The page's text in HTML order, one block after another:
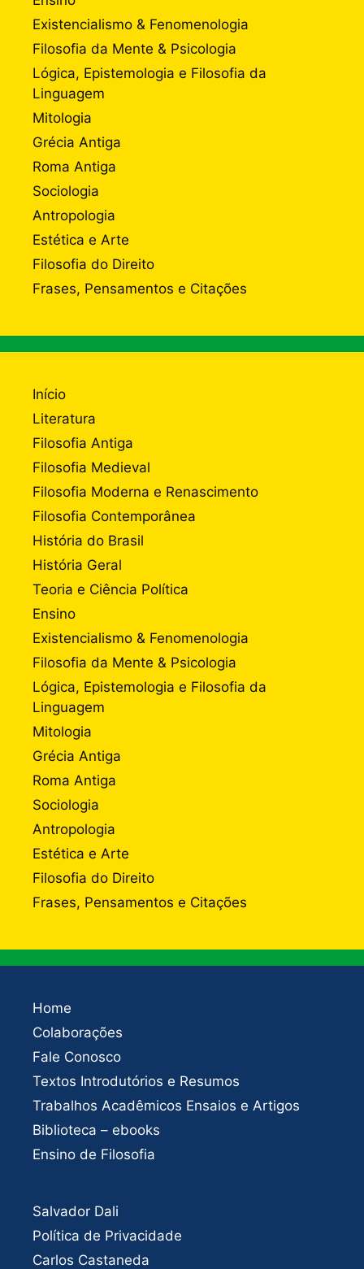
Existencialismo & Fenomenologia
Filosofia da Mente & Psicologia
Lógica, Epistemologia e Filosofia da
Linguagem
Mitologia
Grécia Antiga
Roma Antiga
Sociologia
Antropologia
Estética e Arte
Filosofia do Direito
Frases, Pensamentos e Citações
Início
Literatura
Filosofia Antiga
Filosofia Medieval
Filosofia Moderna e Renascimento
Filosofia Contemporânea
História do Brasil
História Geral
Teoria e Ciência Política
Ensino
Existencialismo & Fenomenologia
Filosofia da Mente & Psicologia
Lógica, Epistemologia e Filosofia da
Linguagem
Mitologia
Grécia Antiga
Roma Antiga
Sociologia
Antropologia
Estética e Arte
Filosofia do Direito
Frases, Pensamentos e Citações
Home
Colaborações
Fale Conosco
Textos Introdutórios e Resumos
Trabalhos Acadêmicos Ensaios e Artigos
Biblioteca – ebooks
Ensino de Filosofia
Salvador Dali
Política de Privacidade
Carlos Castaneda